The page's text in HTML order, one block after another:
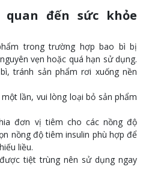
đến sức khỏe
trong trường hợp bao bì bị
vẹn hoặc quá hạn sử dụng.
tránh sản phẩm rơi xuống nền
lần, vui lòng loại bỏ sản phẩm
đơn vị tiêm cho các nồng độ
nồng độ tiêm insulin phù hợp để
liều.
tiệt trùng nên sử dụng ngay